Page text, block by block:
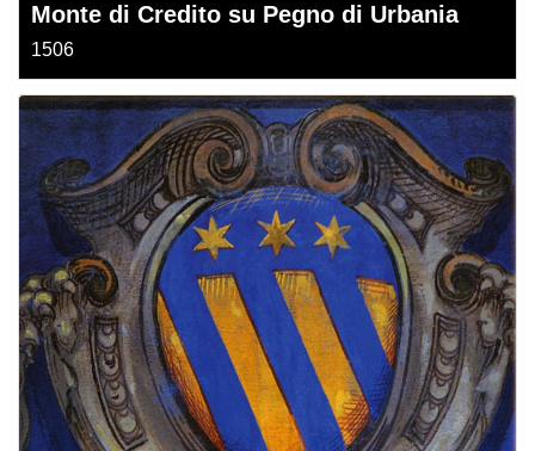
Monte di Credito su Pegno di Urbania
1506